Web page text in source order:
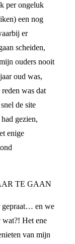
per ongeluk
een nog
er
scheiden,
ouders nooit
oud was,
was dat
de site
gezien,
enige
TE GAAN
gepraat… en we
wat?! Het ene
van mijn